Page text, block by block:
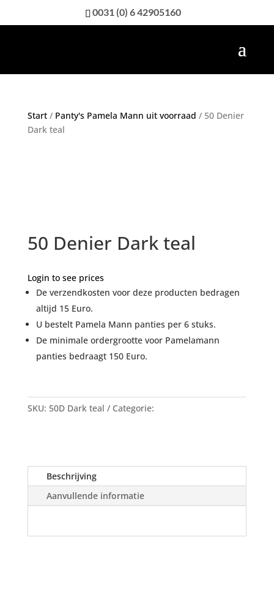
0031 (0) 6 42905160
Start/ Panty's Pamela Mann uit voorraad / 50 Denier
Dark teal
50 Denier Dark teal
Login to see prices
De verzendkosten voor deze producten bedragen
altijd 15 Euro.
U bestelt Pamela Mann panties per 6 stuks.
De minimale ordergrootte voor Pamelamann
panties bedraagt 150 Euro.
SKU: 50D Dark teal Categorie:
Beschrijving
Aanvullende informatie